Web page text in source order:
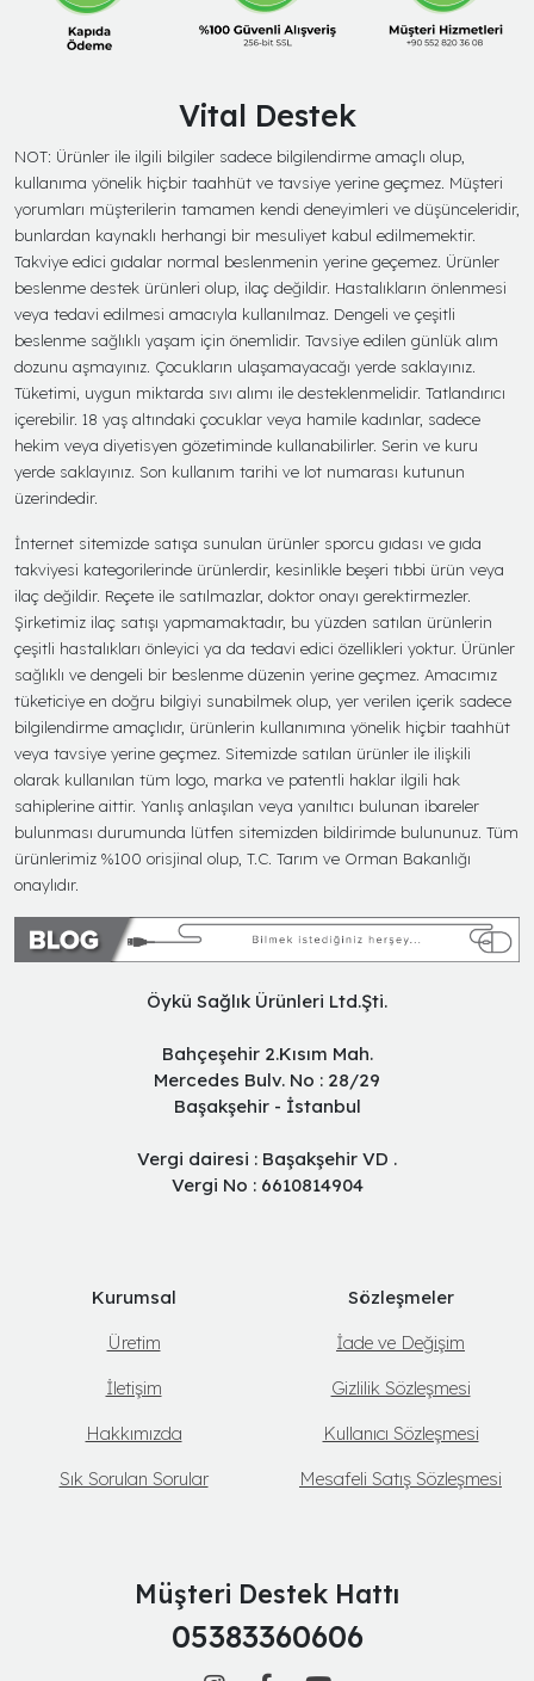
Vital Destek
NOT: Ürünler ile ilgili bilgiler sadece bilgilendirme amaçlı olup,
kullanıma yönelik hiçbir taahhüt ve tavsiye yerine geçmez. Müşteri
yorumları müşterilerin tamamen kendi deneyimleri ve düşünceleridir,
bunlardan kaynaklı herhangi bir mesuliyet kabul edilmemektir.
Takviye edici gıdalar normal beslenmenin yerine geçemez. Ürünler
beslenme destek ürünleri olup, ilaç değildir. Hastalıkların önlenmesi
veya tedavi edilmesi amacıyla kullanılmaz. Dengeli ve çeşitli
beslenme sağlıklı yaşam için önemlidir. Tavsiye edilen günlük alım
dozunu aşmayınız. Çocukların ulaşamayacağı yerde saklayınız.
Tüketimi, uygun miktarda sıvı alımı ile desteklenmelidir. Tatlandırıcı
içerebilir. 18 yaş altındaki çocuklar veya hamile kadınlar, sadece
hekim veya diyetisyen gözetiminde kullanabilirler. Serin ve kuru
yerde saklayınız. Son kullanım tarihi ve lot numarası kutunun
üzerindedir.
İnternet sitemizde satışa sunulan ürünler sporcu gıdası ve gıda
takviyesi kategorilerinde ürünlerdir, kesinlikle beşeri tıbbi ürün veya
ilaç değildir. Reçete ile satılmazlar, doktor onayı gerektirmezler.
Şirketimiz ilaç satışı yapmamaktadır, bu yüzden satılan ürünlerin
çeşitli hastalıkları önleyici ya da tedavi edici özellikleri yoktur. Ürünler
sağlıklı ve dengeli bir beslenme düzenin yerine geçmez. Amacımız
tüketiciye en doğru bilgiyi sunabilmek olup, yer verilen içerik sadece
bilgilendirme amaçlıdır, ürünlerin kullanımına yönelik hiçbir taahhüt
veya tavsiye yerine geçmez. Sitemizde satılan ürünler ile ilişkili
olarak kullanılan tüm logo, marka ve patentli haklar ilgili hak
sahiplerine aittir. Yanlış anlaşılan veya yanıltıcı bulunan ibareler
bulunması durumunda lütfen sitemizden bildirimde bulununuz. Tüm
ürünlerimiz %100 orisjinal olup, T.C. Tarım ve Orman Bakanlığı
onaylıdır.
Öykü Sağlık Ürünleri Ltd.Şti.
Bahçeşehir 2.Kısım Mah.
Mercedes Bulv. No : 28/29
Başakşehir - İstanbul
Vergi dairesi : Başakşehir VD .
Vergi No : 6610814904
Kurumsal
Üretim
İletişim
Hakkımızda
Sık Sorulan Sorular
Sözleşmeler
İade ve Değişim
Gizlilik Sözleşmesi
Kullanıcı Sözleşmesi
Mesafeli Satış Sözleşmesi
Müşteri Destek Hattı
05383360606